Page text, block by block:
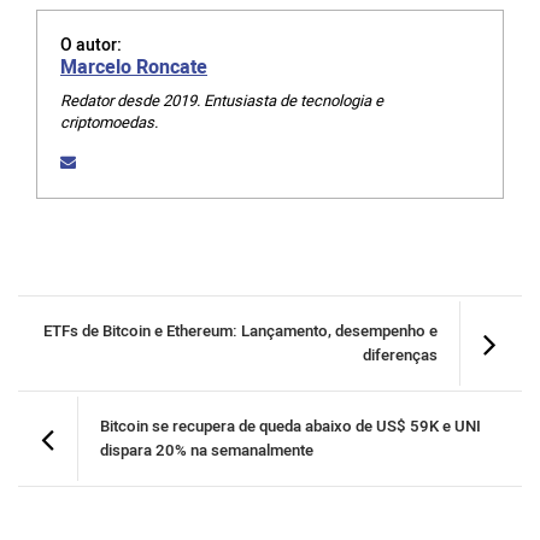
O autor:
Marcelo Roncate
Redator desde 2019. Entusiasta de tecnologia e
criptomoedas.
ETFs de Bitcoin e Ethereum: Lançamento, desempenho e
diferenças
Bitcoin se recupera de queda abaixo de US$ 59K e UNI
dispara 20% na semanalmente